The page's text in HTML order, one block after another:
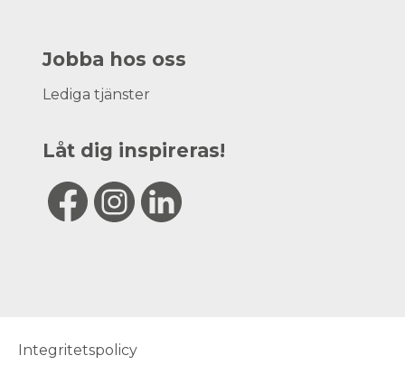
Jobba hos oss
Lediga tjänster
Låt dig inspireras!
Integritetspolicy